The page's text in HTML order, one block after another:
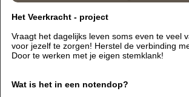
Het Veerkracht - project
Vraagt het dagelijks leven soms even te veel
voor jezelf te zorgen! Herstel de verbinding
Door te werken met je eigen stemklank!
Wat is het in een notendop?